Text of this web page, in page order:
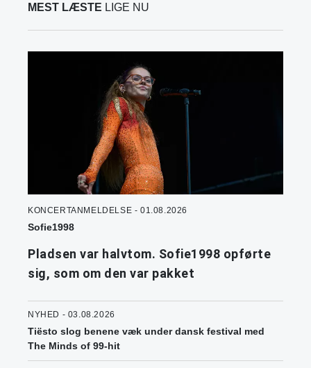
MEST LÆSTE LIGE NU
KONCERTANMELDELSE - 01.08.2026
Sofie1998
Pladsen var halvtom. Sofie1998 opførte
sig, som om den var pakket
NYHED - 03.08.2026
Tiësto slog benene væk under dansk festival med
The Minds of 99-hit